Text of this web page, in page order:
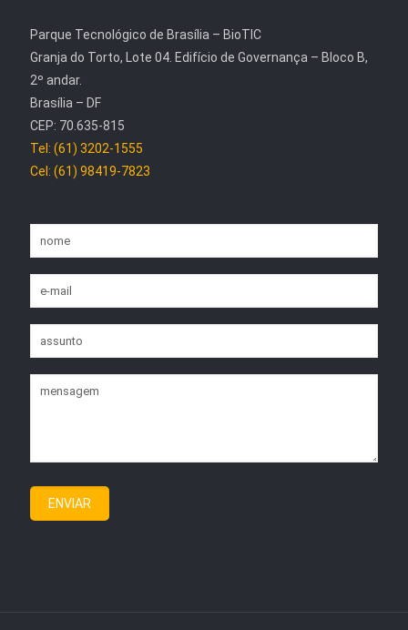
Parque Tecnológico de Brasília – BioTIC
Granja do Torto, Lote 04. Edifício de Governança – Bloco B,
2º andar.
Brasília – DF
CEP: 70.635-815
Tel: (61) 3202-1555
Cel: (61) 98419-7823